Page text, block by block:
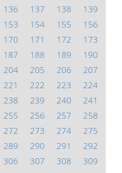
136 137 138
139
153 154 155
156
170 171 172
173
187 188 189
190
204 205 206
207
221 222 223
224
238 239 240
241
255 256 257
258
272 273 274
275
289 290 291
292
306 307 308
309